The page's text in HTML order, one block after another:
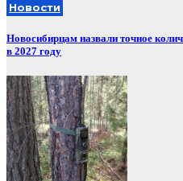
Новости
Новосибирцам назвали точное
в 2027 году